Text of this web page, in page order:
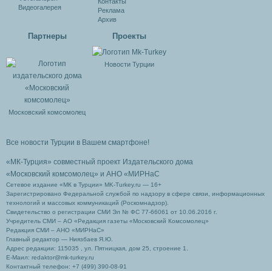
Видеогалерея
Реклама
Архив
Партнеры
Московский комсомолец
Проекты
Новости Турции
Все новости Турции в Вашем смартфоне!
«МК-Турция» совместный проект Издательского дома
«Московский комсомолец» и АНО «МИРНаС
Сетевое издание «МК в Турции» MK-Turkey.ru — 16+
Зарегистрировано Федеральной службой по надзору в сфере связи, информационных
технологий и массовых коммуникаций (Роскомнадзор).
Свидетельство о регистрации СМИ Эл № ФС 77-66061 от 10.06.2016 г.
Учредитель СМИ – АО «Редакция газеты «Московский Комсомолец»
Редакция СМИ – АНО «МИРНаС»
Главный редактор — Ниязбаев Я.Ю.
Адрес редакции: 115035 , ул. Пятницкая, дом 25, строение 1.
Е-Маил: redaktor@mk-turkey.ru
Контактный телефон: +7 (499) 390-08-91